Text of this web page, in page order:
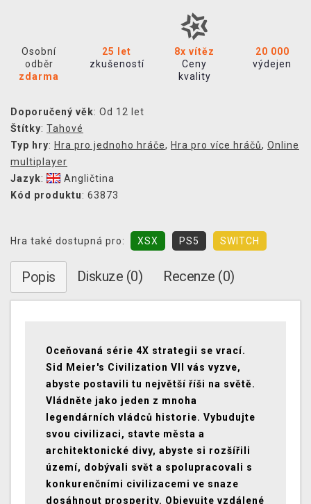
Osobní
odběr
zdarma
25 let
zkušeností
8x vítěz
Ceny
kvality
20 000
výdejen
Doporučený věk: Od 12 let
Štítky: Tahové
Typ hry: Hra pro jednoho hráče, Hra pro více hráčů, Online
multiplayer
Jazyk:
Angličtina
Kód produktu: 63873
Hra také dostupná pro: XSX PS5 SWITCH
Popis Diskuze (0) Recenze (0)
Oceňovaná série 4X strategii se vrací.
Sid Meier's Civilization VII vás vyzve,
abyste postavili tu největší říši na světě.
Vládněte jako jeden z mnoha
legendárních vládců historie. Vybudujte
svou civilizaci, stavte města a
architektonické divy, abyste si rozšířili
území, dobývali svět a spolupracovali s
konkurenčními civilizacemi ve snaze
dosáhnout prosperity. Objevujte vzdálené